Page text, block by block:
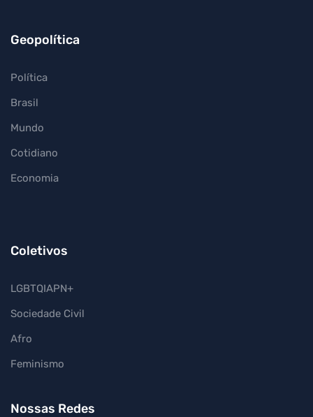
Geopolítica
Política
Brasil
Mundo
Cotidiano
Economia
Coletivos
LGBTQIAPN+
Sociedade Civil
Afro
Feminismo
Nossas Redes